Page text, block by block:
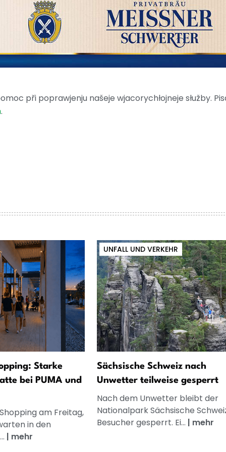
při poprawjenju našeje wjacorychłojneje słužby.
.
Starke
bei PUMA und
am Freitag,
in den
| mehr
UNFALL UND VERKEHR
Sächsische Schweiz nach
Unwetter teilweise gesperrt
Nach dem Unwetter bleibt der
Nationalpark Sächsische
Besucher gesperrt. Ei... | mehr